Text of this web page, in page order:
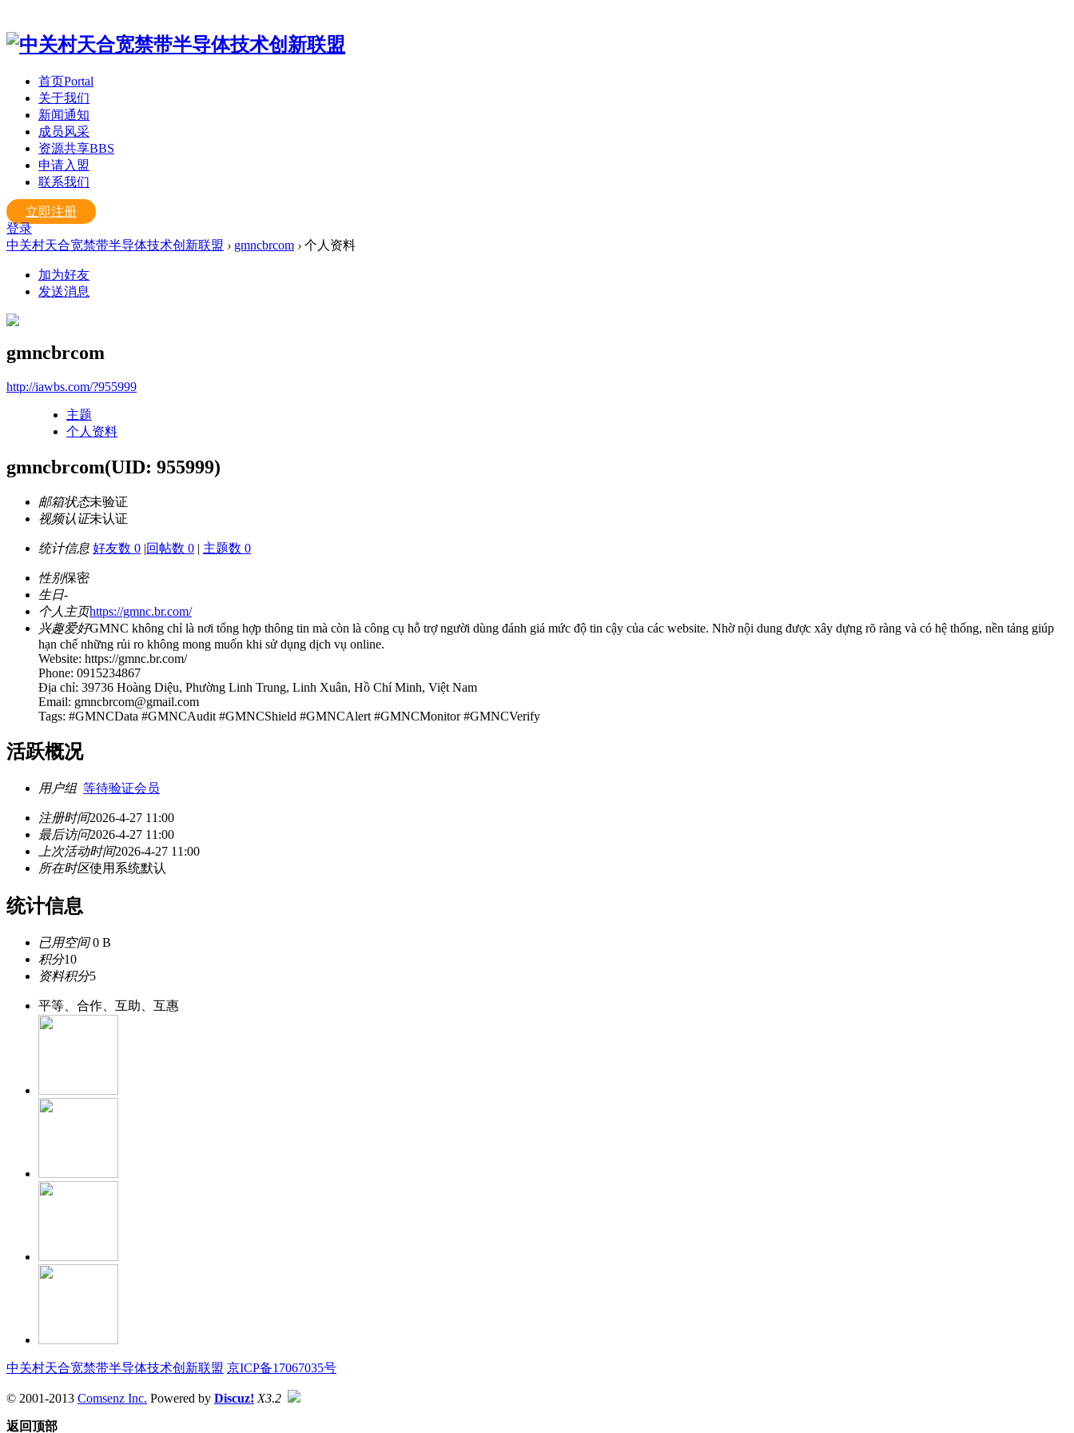
首页Portal
关于我们
新闻通知
成员风采
资源共享BBS
申请入盟
联系我们
立即注册
登录
中关村天合宽禁带半导体技术创新联盟 › gmncbrcom › 个人资料
加为好友
发送消息
gmncbrcom
http://iawbs.com/?955999
主题
个人资料
gmncbrcom(UID: 955999)
邮箱状态未验证
视频认证未认证
统计信息 好友数 0 |回帖数 0 | 主题数 0
性别保密
生日-
个人主页https://gmnc.br.com/
兴趣爱好GMNC không chỉ là nơi tổng hợp thông tin mà còn là công cụ hỗ trợ người dùng đánh giá mức độ tin cậy của các website. Nhờ nội dung được xây dựng rõ ràng và có hệ thống, nền tảng giúp
hạn chế những rủi ro không mong muốn khi sử dụng dịch vụ online.
Website: https://gmnc.br.com/
Phone: 0915234867
Địa chỉ: 39736 Hoàng Diệu, Phường Linh Trung, Linh Xuân, Hồ Chí Minh, Việt Nam
Email: gmncbrcom@gmail.com
Tags: #GMNCData #GMNCAudit #GMNCShield #GMNCAlert #GMNCMonitor #GMNCVerify
活跃概况
用户组 等待验证会员
注册时间2026-4-27 11:00
最后访问2026-4-27 11:00
上次活动时间2026-4-27 11:00
所在时区使用系统默认
统计信息
已用空间0 B
积分10
资料积分5
平等、合作、互助、互惠
中关村天合宽禁带半导体技术创新联盟 京ICP备17067035号
© 2001-2013 Comsenz Inc. Powered by Discuz! X3.2
返回顶部